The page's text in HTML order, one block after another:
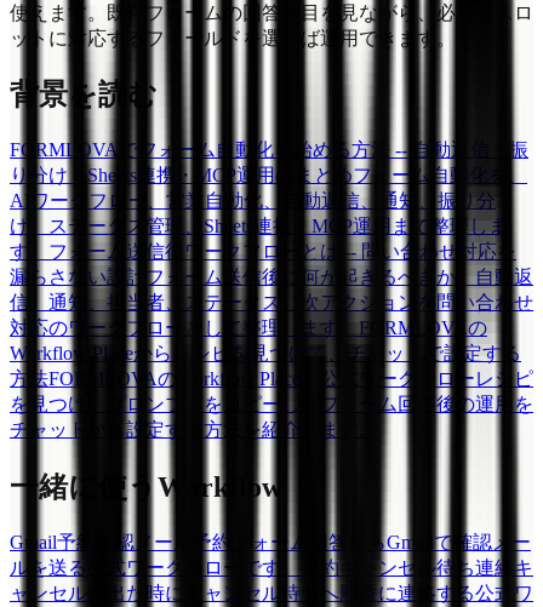
使えます。既存フォームの回答項目を見ながら、必要なスロ
ットに対応するフィールドを選べば運用できます。
背景を読む
FORMLOVAでフォーム自動化を始める方法 -- 自動返信・振
り分け・Sheets連携・MCP運用のまとめフォーム自動化を、
AIワークフロー、営業自動化、自動返信、通知、振り分
け、ステータス管理、Sheets連携、MCP運用まで整理しま
す。 フォーム送信後ワークフローとは -- 問い合わせ対応を
漏らさない設計 フォーム送信後に何が起きるべきか。自動返
信、通知、担当者、ステータス、次アクションを問い合わせ
対応のワークフローとして整理します。 FORMLOVAの
Workflow Placeからレシピを見つけて、チャットで設定する
方法FORMLOVAのWorkflow Placeで公式ワークフローレシピ
を見つけ、プロンプトをコピーしてフォーム回答後の運用を
チャットから設定する方法を紹介します。
一緒に使うWorkflow
Gmail予約確認メール
予約フォーム回答からGmailで確認メー
ルを送る公式ワークフローです。
予約キャンセル待ち連絡
キ
ャンセルが出た時にキャンセル待ちへ順番に連絡する公式ワ